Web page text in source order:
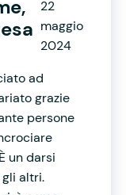
22
maggio
2024
ad
grazie
persone
un darsi
altri.